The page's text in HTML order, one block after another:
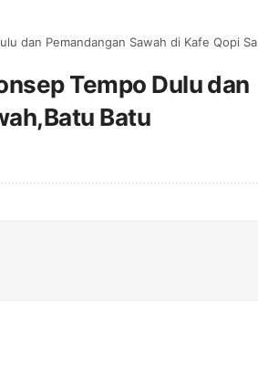
Sawah di Kafe Qopi Sawah,Batu Batu
Tempo Dulu dan
Batu